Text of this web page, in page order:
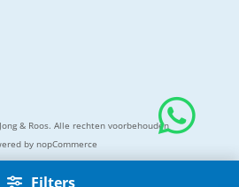
Filters
& Roos. Alle rechten voorbehouden
by nopCommerce